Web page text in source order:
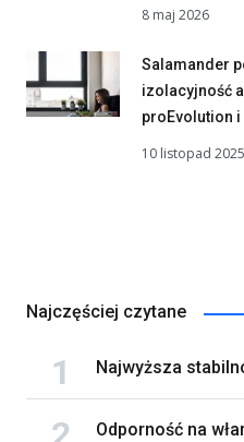
8 maj 2026
Salamander
izolacyjność
proEvolution
10 listopad 2025
Najczęściej czytane
Najwyższa
Odporność na